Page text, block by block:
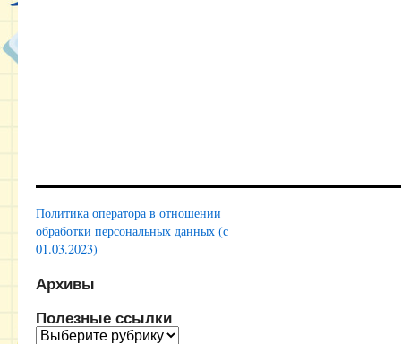
Политика оператора в отношении
обработки персональных данных (с
01.03.2023)
Архивы
Полезные ссылки
Полезные